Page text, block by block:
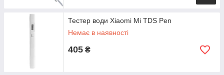
Тестер води Xiaomi Mi TDS Pen
Немає в наявності
405 ₴